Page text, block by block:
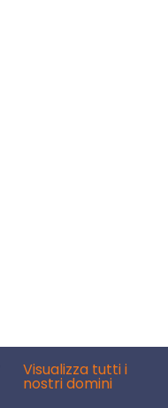
Visualizza tutti i
nostri domini